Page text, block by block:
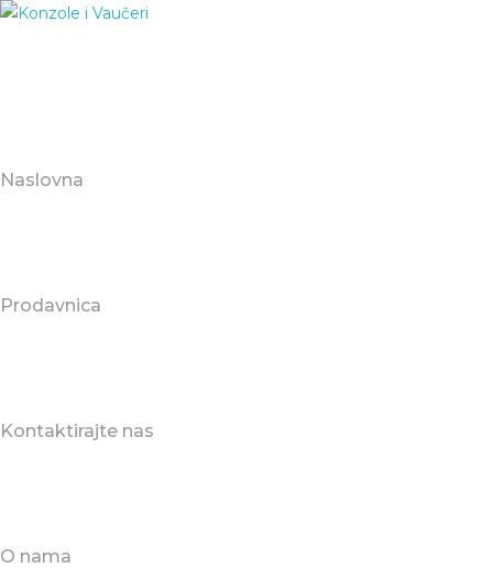
Naslovna
Prodavnica
Kontaktirajte nas
O nama